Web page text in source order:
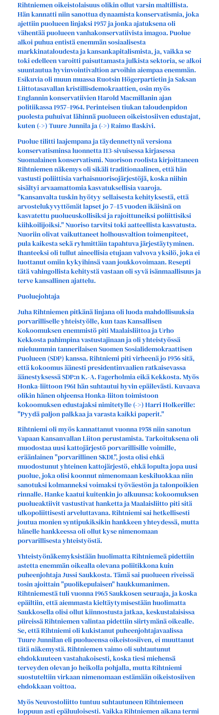
Rihtniemen oikeistolaisuus olikin ollut varsin maltillista.
Hän kannatti niin sanottua dynaamista konservatismia, joka
ajettiin puolueen linjaksi 1957 ja jonka ajatuksena oli
vähentää puolueen vanhakonservatiivista imagoa. Puolue
alkoi puhua entistä enemmän sosiaalisesta
markkinataloudesta ja kansankapitalismista, ja, vaikka se
toki edelleen varoitti paisuttamasta julkista sektoria, se alkoi
suuntautua hyvinvointivaltion arvoihin aiempaa enemmän.
Esikuvia oli muun muassa Ruotsin Högerpartietin ja Saksan
Liittotasavallan kristillisdemokraattien, osin myös
Englannin konservatiivien Harold Macmillanin ajan
politiikassa 1957–1964. Perinteisen tiukan taloudenpidon
puolesta puhuivat lähinnä puolueen oikeistosiiven edustajat,
kuten (->) Tuure Junnila ja (->) Raimo Ilaskivi.
Puolue tilitti laajempana ja täydennettynä versiona
konservatisminsa luonnetta 113-sivuisessa kirjasessa
Suomalainen konservatismi. Nuorison roolista kirjoittaneen
Rihtniemen näkemys oli sikäli traditionaalinen, että hän
vastusti poliittisia varhaisnuorisojärjestöjä, koska niihin
sisältyi arvaamattomia kasvatuksellisia vaaroja.
"Kansanvalta tuskin hyötyy sellaisesta kehityksestä, että
arvostelukyvyttömät lapset jo 7–15 vuoden ikäisinä on
kasvatettu puolueuskollisiksi ja rajoittuneiksi poliittisiksi
kiihkoilijoiksi." Nuoriso tarvitsi toki aatteellista kasvatusta.
Nuoriin olivat vaikuttaneet holhousvaltion toimenpiteet,
pula kaikesta sekä ryhmittäin tapahtuva järjestäytyminen.
Ihanteeksi oli tullut aineellisia etujaan valvova yksilö, joka ei
luottanut omiin kykyihinsä vaan joukkovoimaan. Resepti
tätä vahingollista kehitystä vastaan oli syvä isänmaallisuus ja
terve kansallinen ajattelu.
Puoluejohtaja
Juha Rihtniemen pitkänä linjana oli luoda mahdollisuuksia
porvarilliselle yhteistyölle, kun taas Kansallisen
Kokoomuksen enemmistö piti Maalaisliittoa ja Urho
Kekkosta pahimpina vastustajinaan ja oli yhteistyössä
mieluummin tannerilaisen Suomen Sosialidemokraattisen
Puolueen (SDP) kanssa. Rihtniemi piti virheenä jo 1956 sitä,
että kokoomus äänesti presidentinvaalien ratkaisevassa
äänestyksessä SDP:n K.-A. Fagerholmia eikä Kekkosta. Myös
Honka-liittoon 1961 hän suhtautui hyvin epäilevästi. Kuvaava
olikin hänen ohjeensa Honka-liiton toimistoon
kokoomuksen edustajaksi nimitetylle (->) Harri Holkerille:
"Pyydä paljon palkkaa ja varasta kaikki paperit."
Rihtniemi oli myös kannattanut vuonna 1958 niin sanotun
Vapaan Kansanvallan Liiton perustamista. Tarkoituksena oli
muodostaa uusi kattojärjestö porvarillisille voimille,
eräänlainen "porvarillinen SKDL", josta olisi ehkä
muodostunut yhteinen kattojärjestö, ehkä lopulta jopa uusi
puolue, joka olisi koonnut nimenomaan keskiluokkaa niin
sanotuksi kolmanneksi voimaksi työväestön ja talonpoikien
rinnalle. Hanke kaatui kuitenkin jo alkuunsa: kokoomuksen
puolueaktiivit vastustivat hanketta ja Maalaisliitto piti sitä
ulkopoliittisesti arveluttavana. Rihtniemi sai hetkellisesti
joutua monien syntipukiksikin hankkeen yhteydessä, mutta
hänelle hankkeessa oli ollut kyse nimenomaan
porvarillisesta yhteistyöstä.
Yhteistyönäkemyksistään huolimatta Rihtniemeä pidettiin
astetta enemmän oikealla olevana poliitikkona kuin
puheenjohtaja Jussi Saukkosta. Tämä sai puolueen riveissä
tosin ajoittain "puolikepulaisen" haukkumanimen.
Rihtniemestä tuli vuonna 1965 Saukkosen seuraaja, ja koska
epäiltiin, että aiemmasta kieltäytymisestään huolimatta
Saukkosella olisi ollut kiinnostusta jatkaa, keskustalaisissa
piireissä Rihtniemen valintaa pidettiin siirtymänä oikealle.
Se, että Rihtniemi oli kukistanut puheenjohtajavaalissa
Tuure Junnilan eli puolueensa oikeistosiiven, ei muuttanut
tätä näkemystä. Rihtniemen vaimo oli suhtautunut
ehdokkuuteen vastahakoisesti, koska tiesi miehensä
terveyden olevan jo heikolla pohjalla, mutta Rihtniemi
suostuteltiin virkaan nimenomaan estämään oikeistosiiven
ehdokkaan voittoa.
Myös Neuvostoliitto tuntuu suhtautuneen Rihtniemeen
loppuun asti epäluuloisesti. Vaikka Rihtniemen aikana termi